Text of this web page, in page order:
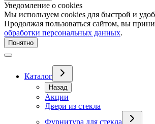
Уведомление о cookies
Мы используем cookies для быстрой и
Продолжая пользоваться сайтом, вы
обработки персональных данных.
Понятно
Каталог
Назад
Акции
Двери из стекла
Фурнитура для стекла